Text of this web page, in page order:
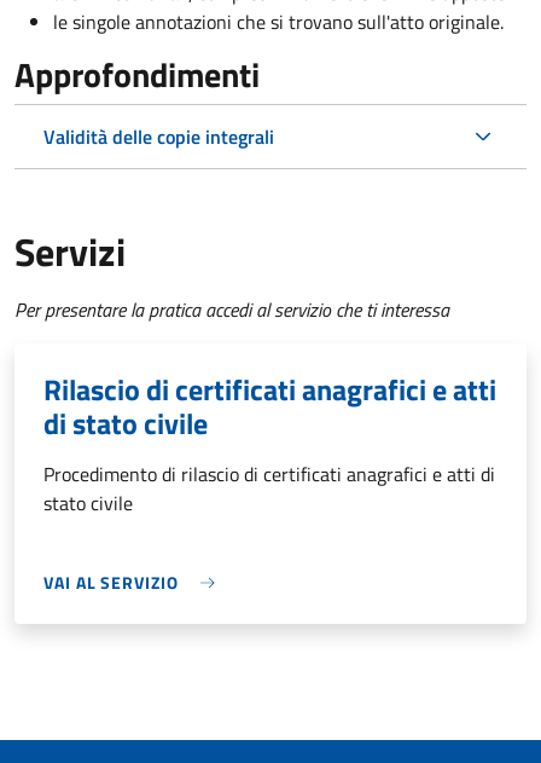
le singole annotazioni che si trovano sull'atto originale.
Approfondimenti
Validità delle copie integrali
Servizi
Per presentare la pratica accedi al servizio che ti interessa
Rilascio di certificati anagrafici e atti
di stato civile
Procedimento di rilascio di certificati anagrafici e atti di
stato civile
VAI AL SERVIZIO